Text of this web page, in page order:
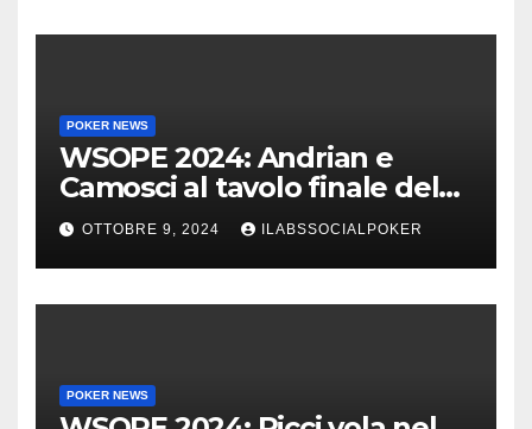
POKER NEWS
WSOPE 2024: Andrian e
Camosci al tavolo finale del
Main, vai Italia!!!
OTTOBRE 9, 2024 ILABSSOCIALPOKER
POKER NEWS